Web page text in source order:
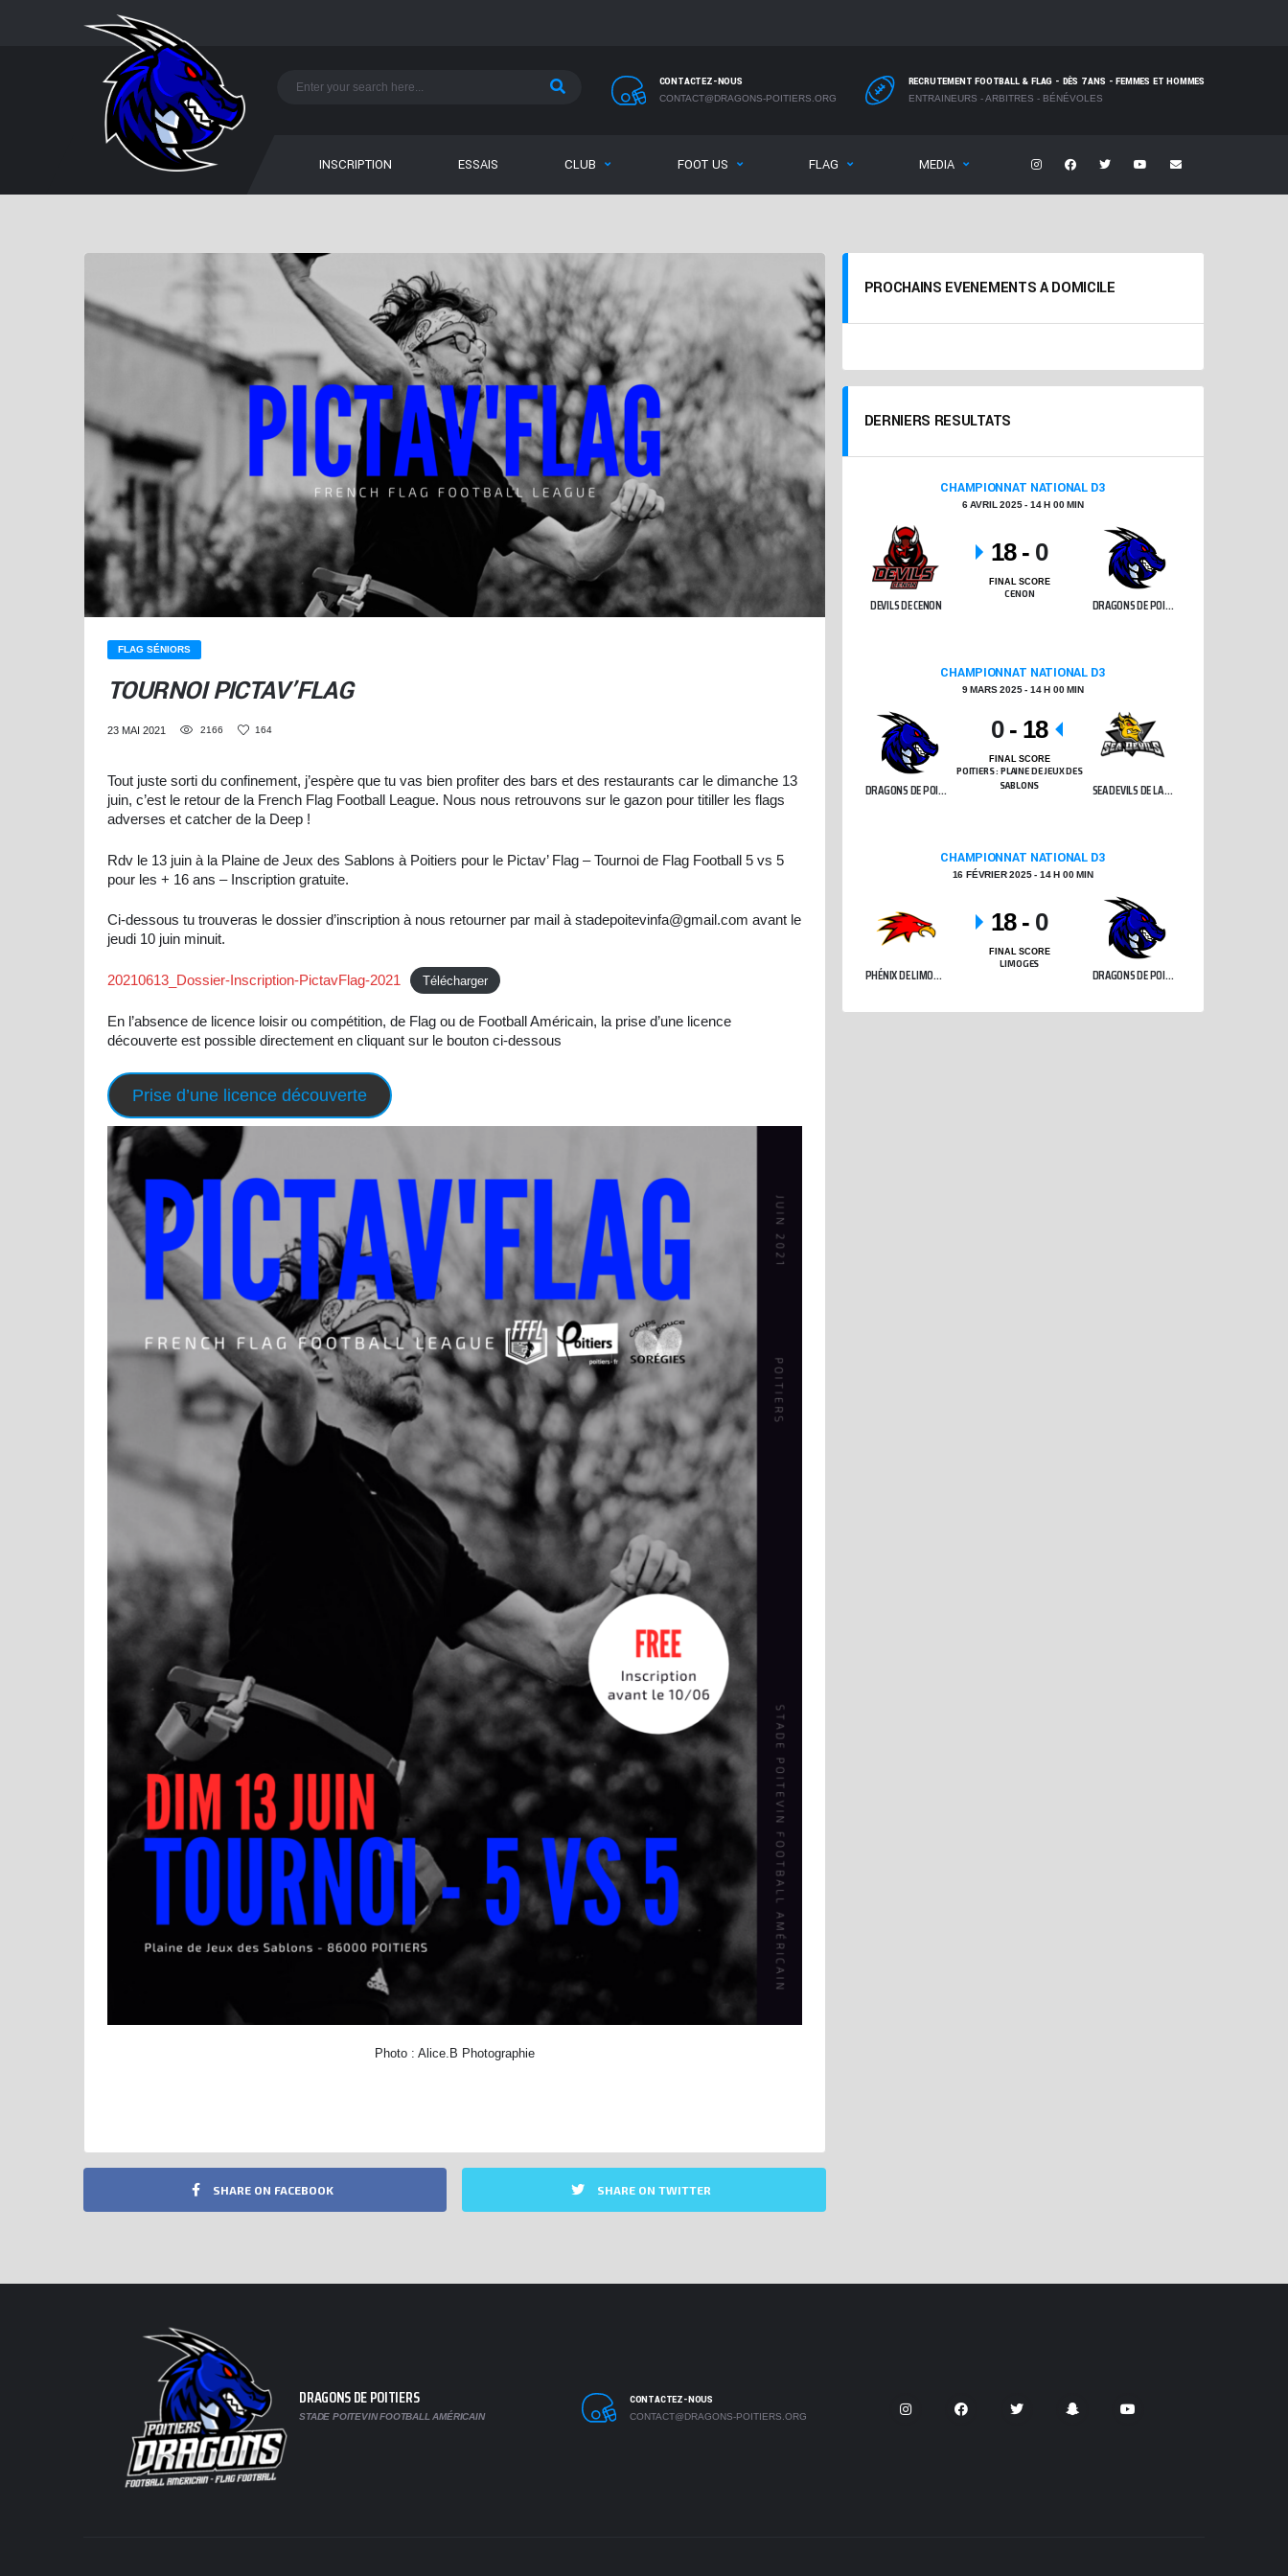
CONTACTEZ-NOUS
CONTACT@DRAGONS-POITIERS.ORG
RECRUTEMENT FOOTBALL & FLAG - DÈS 7 ANS - FEMMES ET HOMMES
ENTRAINEURS - ARBITRES - BÉNÉVOLES
INSCRIPTION ESSAIS CLUB FOOT US FLAG MEDIA
FLAG SÉNIORS
TOURNOI PICTAV’FLAG
23 MAI 2021 2166 164
Tout juste sorti du confinement, j’espère que tu vas bien profiter des bars et des restaurants car le dimanche 13
juin, c’est le retour de la French Flag Football League. Nous nous retrouvons sur le gazon pour titiller les flags
adverses et catcher de la Deep !
Rdv le 13 juin à la Plaine de Jeux des Sablons à Poitiers pour le Pictav’ Flag – Tournoi de Flag Football 5 vs 5
pour les + 16 ans – Inscription gratuite.
Ci-dessous tu trouveras le dossier d’inscription à nous retourner par mail à stadepoitevinfa@gmail.com avant le
jeudi 10 juin minuit.
20210613_Dossier-Inscription-PictavFlag-2021 Télécharger
En l’absence de licence loisir ou compétition, de Flag ou de Football Américain, la prise d’une licence
découverte est possible directement en cliquant sur le bouton ci-dessous
Prise d’une licence découverte
Photo : Alice.B Photographie
SHARE ON FACEBOOK SHARE ON TWITTER
PROCHAINS EVENEMENTS A DOMICILE
DERNIERS RESULTATS
CHAMPIONNAT NATIONAL D3
6 AVRIL 2025 - 14 H 00 MIN
DEVILS DE CENON DRAGONS DE POITIERS
18 - 0
FINAL SCORE
CENON
CHAMPIONNAT NATIONAL D3
9 MARS 2025 - 14 H 00 MIN
DRAGONS DE POITIERS SEA DEVILS DE LA ROCHELLE
0 - 18
FINAL SCORE
POITIERS : PLAINE DE JEUX DES
SABLONS
CHAMPIONNAT NATIONAL D3
16 FÉVRIER 2025 - 14 H 00 MIN
PHÉNIX DE LIMOGES DRAGONS DE POITIERS
18 - 0
FINAL SCORE
LIMOGES
DRAGONS DE POITIERS
STADE POITEVIN FOOTBALL AMÉRICAIN
CONTACTEZ-NOUS
CONTACT@DRAGONS-POITIERS.ORG